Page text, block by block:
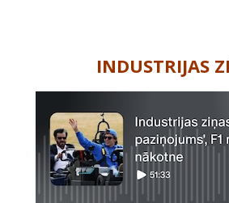
INDUSTRIJAS